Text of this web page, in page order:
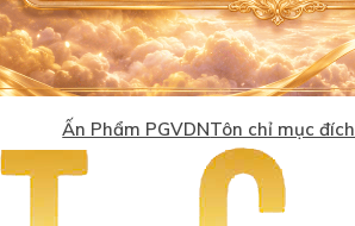
Ấn Phẩm PGVDNTôn chỉ mục đích